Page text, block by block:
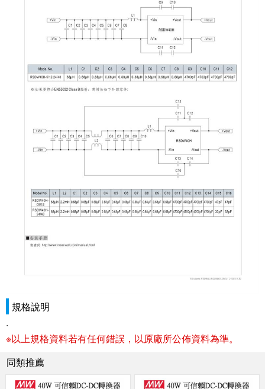
規格說明
.
※以上規格資料若有任何錯誤，以原廠所公佈資料為準。
同類推薦